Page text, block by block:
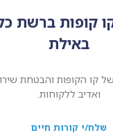
קופות ברשת
באילת
קו הקופות והבטחת
ואדיב ללקוחות.
שלח/י קורות חיים